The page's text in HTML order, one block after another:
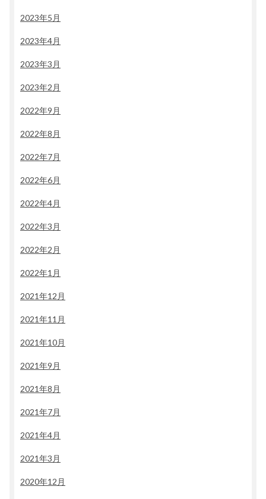
2023年5月
2023年4月
2023年3月
2023年2月
2022年9月
2022年8月
2022年7月
2022年6月
2022年4月
2022年3月
2022年2月
2022年1月
2021年12月
2021年11月
2021年10月
2021年9月
2021年8月
2021年7月
2021年4月
2021年3月
2020年12月